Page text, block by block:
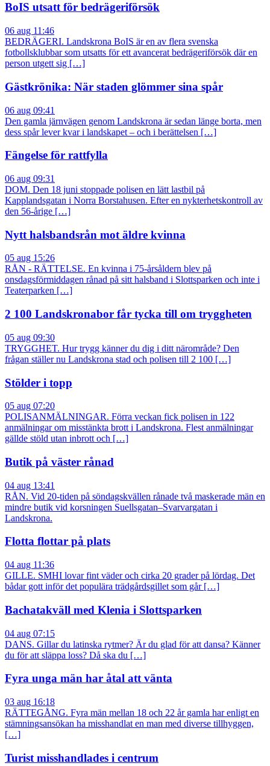
BoIS utsatt för bedrägeriförsök
06 aug 11:46
BEDRÄGERI. Landskrona BoIS är en av flera svenska
fotbollsklubbar som utsatts för ett avancerat bedrägeriförsök där en
person utgett sig […]
Gästkrönika: När staden glömmer sina spår
06 aug 09:41
Den gamla järnvägen genom Landskrona är sedan länge borta, men
dess spår lever kvar i landskapet – och i berättelsen […]
Fängelse för rattfylla
06 aug 09:31
DOM. Den 18 juni stoppade polisen en lätt lastbil på
Kapplandsgatan i Norra Borstahusen. Efter en nykterhetskontroll av
den 56-årige […]
Nytt halsbandsrån mot äldre kvinna
05 aug 15:26
RÅN - RÄTTELSE. En kvinna i 75-årsåldern blev på
onsdagsförmiddagen rånad på sitt halsband i Slottsparken och inte i
Teaterparken […]
2 100 Landskronabor får tycka till om tryggheten
05 aug 09:30
TRYGGHET. Hur trygg känner du dig i ditt närområde? Den
frågan ställer nu Landskrona stad och polisen till 2 100 […]
Stölder i topp
05 aug 07:20
POLISANMÄLNINGAR. Förra veckan fick polisen in 122
anmälningar om misstänkta brott i Landskrona. Flest anmälningar
gällde stöld utan inbrott och […]
Butik på väster rånad
04 aug 13:41
RÅN. Vid 20-tiden på söndagskvällen rånade två maskerade män en
mindre butik vid korsningen Suellsgatan–Svarvargatan i
Landskrona.
Flotta flottar på plats
04 aug 11:36
GILLE. SMHI lovar fint väder och cirka 20 grader på lördag. Det
bådar gott inför det populära trädgårdsgillet som går […]
Bachatakväll med Klenia i Slottsparken
04 aug 07:15
DANS. Gillar du latinska rytmer? Är du glad för att dansa? Känner
du för att släppa loss? Då ska du […]
Fyra unga män har åtal att vänta
03 aug 16:18
RÄTTEGÅNG. Fyra män mellan 18 och 22 år gamla har enligt en
stämningsansökan ha misshandlat en man med diverse tillhyggen,
[…]
Turist misshandlades i centrum